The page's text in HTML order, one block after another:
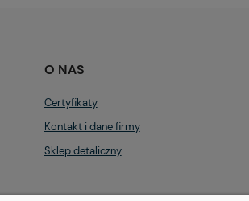
O NAS
Certyfikaty
Kontakt i dane firmy
Sklep detaliczny